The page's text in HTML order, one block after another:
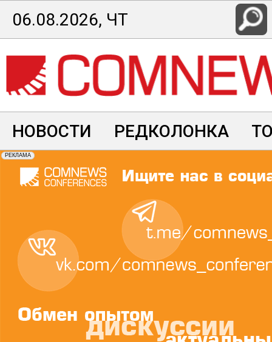
Перейти
к
основному
содержанию
06.08.2026, ЧТ
НОВОСТИ РЕДКОЛОНКА